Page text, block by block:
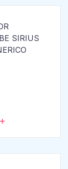
SIRIUS